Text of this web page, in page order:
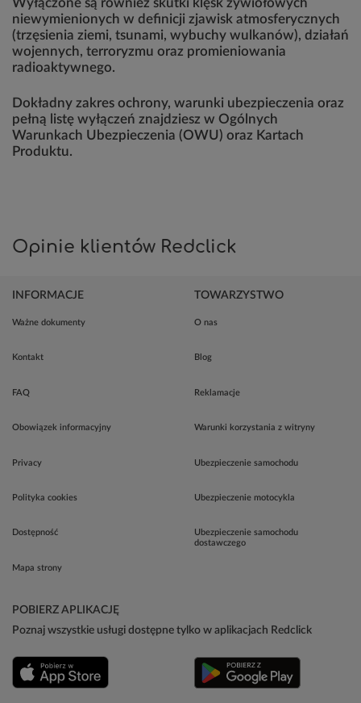
niewymienionych w definicji zjawisk atmosferycznych
(trzęsienia ziemi, tsunami, wybuchy wulkanów), działań
wojennych, terroryzmu oraz promieniowania
radioaktywnego.
Dokładny zakres ochrony, warunki ubezpieczenia oraz
pełną listę wyłączeń znajdziesz w Ogólnych
Warunkach Ubezpieczenia (OWU) oraz Kartach
Produktu.
Opinie klientów Redclick
INFORMACJE
Ważne dokumenty
Kontakt
FAQ
Obowiązek informacyjny
Privacy
Polityka cookies
Dostępność
Mapa strony
TOWARZYSTWO
O nas
Blog
Reklamacje
Warunki korzystania z witryny
Ubezpieczenie samochodu
Ubezpieczenie motocykla
Ubezpieczenie samochodu
dostawczego
POBIERZ APLIKACJĘ
Poznaj wszystkie usługi dostępne tylko w aplikacjach Redclick